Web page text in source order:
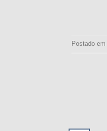
Postado em